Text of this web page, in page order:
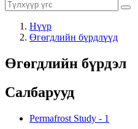
Нүүр
Өгөгдлийн бүрдлүүд
Өгөгдлийн бүрдэл
Салбарууд
Permafrost Study - 1